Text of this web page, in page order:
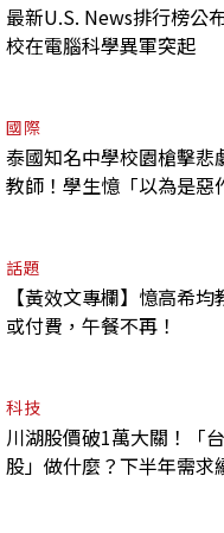
最新U.S. News排行榜公
校在電腦科學異軍突起
國際
泰國知名中學校園槍擊悲
教師！學生憶「以為是惡
話題
【黃效文專欄】憶高希
或付費，午餐不再！
科技
川湖股價破1萬大關！「
股」做什麼？下半年需求